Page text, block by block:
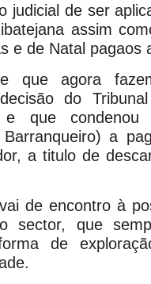
judicial de ser
assim
e de Natal pagaos
que agora
do
que condenou
Barranqueiro) a
a titulo de
de encontro à
sector, que
de